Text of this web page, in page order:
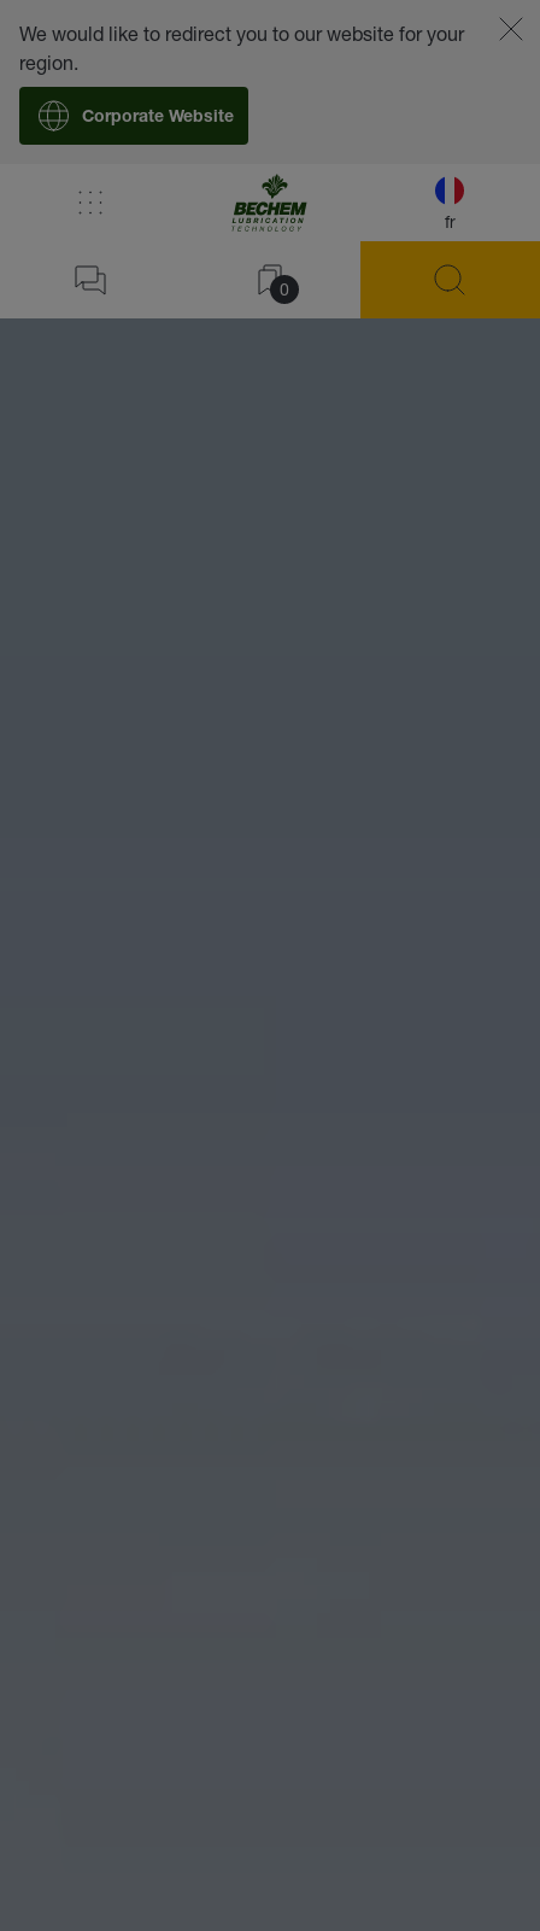
fr
0
We would like to redirect you to our website for your
region.
Corporate Website